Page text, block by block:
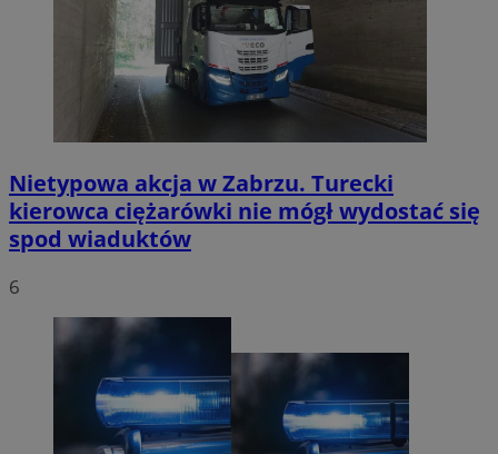
Nietypowa akcja w Zabrzu. Turecki
kierowca ciężarówki nie mógł wydostać się
spod wiaduktów
6